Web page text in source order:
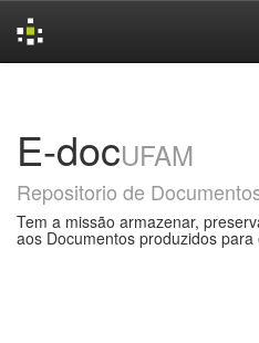
E-docUFAM
Repositorio de
Tem a missão armazenar,
aos Documentos produzidos